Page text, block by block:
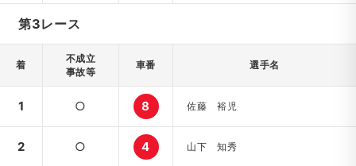
第3レース
着
不成立
事故等
車番 選手名
1 ○ 8 佐藤 裕児
2 ○ 4 山下 知秀